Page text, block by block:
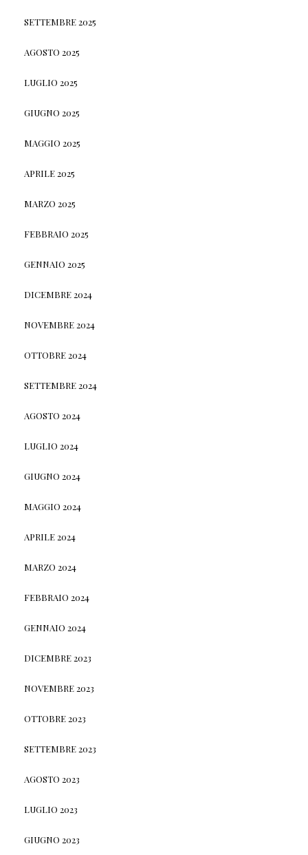
SETTEMBRE 2025
AGOSTO 2025
LUGLIO 2025
GIUGNO 2025
MAGGIO 2025
APRILE 2025
MARZO 2025
FEBBRAIO 2025
GENNAIO 2025
DICEMBRE 2024
NOVEMBRE 2024
OTTOBRE 2024
SETTEMBRE 2024
AGOSTO 2024
LUGLIO 2024
GIUGNO 2024
MAGGIO 2024
APRILE 2024
MARZO 2024
FEBBRAIO 2024
GENNAIO 2024
DICEMBRE 2023
NOVEMBRE 2023
OTTOBRE 2023
SETTEMBRE 2023
AGOSTO 2023
LUGLIO 2023
GIUGNO 2023